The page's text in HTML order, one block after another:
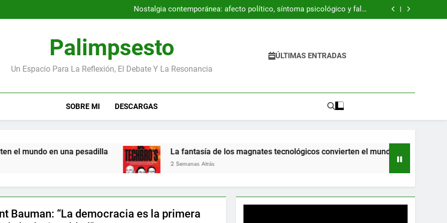
Nostalgia contemporánea: afecto político, síntoma psicológico y falso
refugio
Entrevista con los autores del libro “Byung-Chul Han. Una introducción
Nostalgia contemporánea: afecto político, síntoma psicológico y falso
Entrevista con los autores del libro “Byung-Chul Han. Una introducción
Palimpsesto
Un Espacio Para La Reflexión, El Debate Y La Resonancia
ÚLTIMAS ENTRADAS
SOBRE MI DESCARGAS
mundo en una pesadilla La fantasía de los magnates tecnológicos convierten el mundo en una pesadilla
2 Semanas Atrás
Bauman: “La democracia es la primera